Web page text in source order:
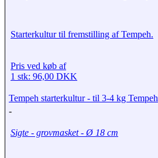
Starterkultur til fremstilling af Tempeh.
Pris ved køb af
1 stk: 96,00 DKK
Tempeh starterkultur - til 3-4 kg Tempeh
-
Sigte - grovmasket - Ø 18 cm